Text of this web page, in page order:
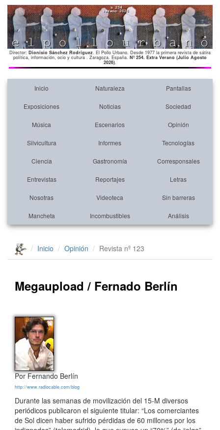
Director: Dionisio Sánchez Rodríguez. El Pollo Urbano. Desde 1977 la primera revista de sátira
política, información, ocio y cultura . Zaragoza. España. Nº 254. Extra Verano (Julio Agosto
2026).
Inicio Naturaleza Pantallas
Exposiciones Noticias Sociedad
Música Escenarios Opinión
Silvicultura Informes Tecnologías
Ciencia Gastronomía Corresponsales
Entrevistas Reportajes Letras
Nosotras Videoteca Sin barreras
Mancheta Incombustibles Análisis
Inicio Opinión Revista nº 123
Megaupload / Fernado Berlín
Por Fernando Berlín
http://www.radiocable.com/blog
Durante las semanas de movilización del 15-M diversos
periódicos publicaron el siguiente titular: “Los comerciantes
de Sol dicen haber sufrido pérdidas de 60 millones por los